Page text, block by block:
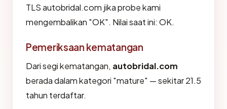
TLS autobridal.com jika probe kami
mengembalikan "OK". Nilai saat ini: OK.
Pemeriksaan kematangan
Dari segi kematangan, autobridal.com
berada dalam kategori "mature" — sekitar 21.5
tahun terdaftar.